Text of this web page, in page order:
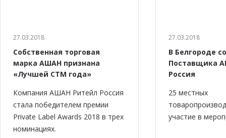
27.03.2018
Собственная торговая
марка АШАН признана
«Лучшей СТМ года»
Компания АШАН Ритейл Россия
стала победителем премии
Private Label Awards 2018 в трех
номинациях.
27.03.2018
В Белгороде
Поставщика
Россия
25 местных
участие в